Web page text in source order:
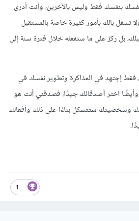
بنفسك فقط وليس بالآخرين، وأنت أدرى
تشغل بالك بأمور كثيرة خاصة بالمستقبل
بل ركز على ما ستفعله خلال فترة سنة إلى
فقط إجتهد في المذاكرة وتطوير نفسك في
اختر أصدقائك جيدًا، فصدقني أنت هو
أشخاص لك وشخصيتك ستتشكل بناءًا على ذلك وأفعالك
1